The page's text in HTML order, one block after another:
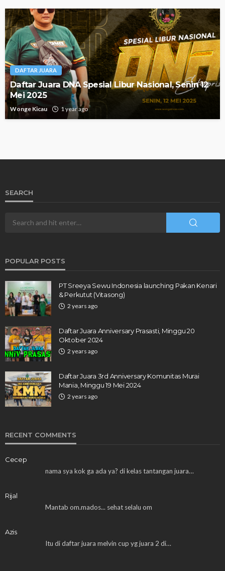
DAFTAR JUARA
Daftar Juara DNA Spesial Libur Nasional, Senin 12
Mei 2025
Wonge Kicau 1 year ago
SEARCH
POPULAR POSTS
PT Sreeya Sewu Indonesia launching Pakan Kenari
& Perkutut (Vitasong)
2 years ago
Daftar Juara Anniversary Prasasti, Minggu 20
Oktober 2024
2 years ago
Daftar Juara 3rd Anniversary Komunitas Murai
Mania, Minggu 19 Mei 2024
2 years ago
RECENT COMMENTS
Cecep
nama sya kok ga ada ya? di kelas tantangan juara…
Rijal
Mantab om.mados... sehat selalu om
Azis
Itu di daftar juara melvin cup yg juara 2 di…